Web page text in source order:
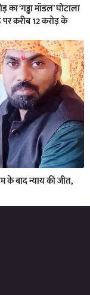
‘गड्ढा मॉडल’ घोटाला
पर करीब 12 करोड़ के
के बाद न्याय की जीत,